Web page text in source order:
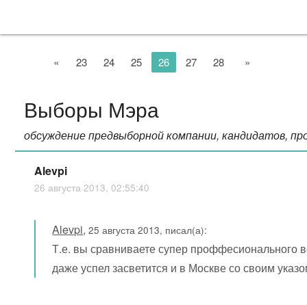
« 23 24 25 26 27 28 »
Выборы Мэра
обсуждение предвыборной компании, кандидатов,
Alevpi
26 августа 2013, 02:55:40
Alevpi,25 августа 2013, писал(а):
Т.е. вы сравниваете супер проффесионального
даже успел засветится и в Москве со своим